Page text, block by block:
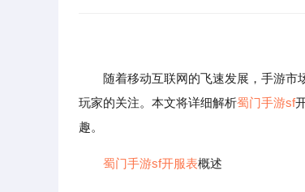
随着移动互联网的飞速发展，手游市
玩家的关注。本文将详细解析蜀门手游sf
趣。
蜀门手游sf开服表概述